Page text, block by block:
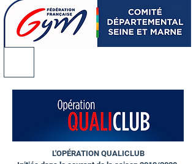
L'OPÉRATION QUALICLUB